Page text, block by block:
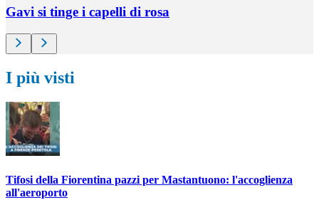
Gavi si tinge i capelli di rosa
I più visti
Tifosi della Fiorentina pazzi per Mastantuono: l'accoglienza
all'aeroporto